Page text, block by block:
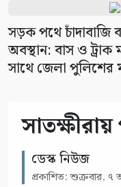
সড়ক পথে চাঁদাবাজি
অবস্থান: বাস ও ট্রাক
সাথে জেলা পুলিশের
ডেস্ক নিউজ
প্রকাশিত: শুক্রবার,